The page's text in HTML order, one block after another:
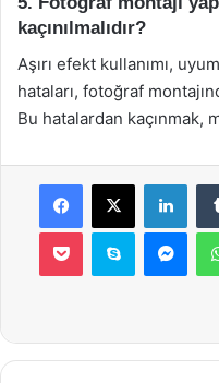
kaçınılmalıdır?
Aşırı efekt kullanımı,
hataları, fotoğraf
Bu hatalardan kaçınmak,
Facebook
X
Pocket Skype